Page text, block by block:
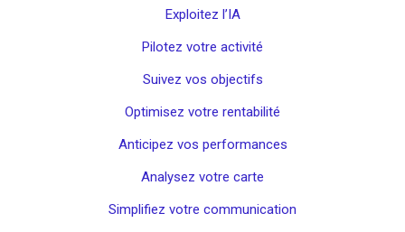
Exploitez l’IA
Pilotez votre activité
Suivez vos objectifs
Optimisez votre rentabilité
Anticipez vos performances
Analysez votre carte
Simplifiez votre communication